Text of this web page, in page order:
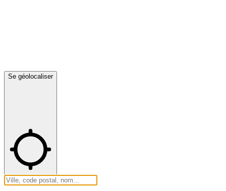
Se géolocaliser